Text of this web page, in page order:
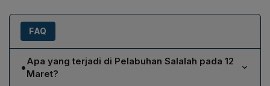
FAQ
•Apa yang terjadi di Pelabuhan Salalah pada 12
Maret?